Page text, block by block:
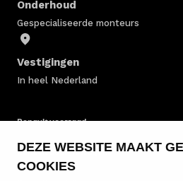
DEZE WEBSITE MAAKT
COOKIES
Onderhoud
Gespecialiseerde monteurs
Vestigingen
In heel Nederland
Renault voorraad
Renault bedrijfswagens